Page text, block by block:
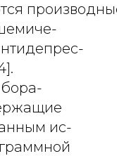
ис-